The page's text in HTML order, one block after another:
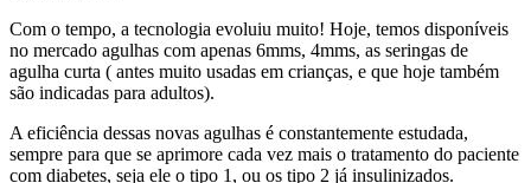
Com o tempo, a tecnologia evoluiu muito! Hoje, temos disponíveis
no mercado agulhas com apenas 6mms, 4mms, as seringas de
agulha curta ( antes muito usadas em crianças, e que hoje também
são indicadas para adultos).
A eficiência dessas novas agulhas é constantemente estudada,
sempre para que se aprimore cada vez mais o tratamento do paciente
com diabetes, seja ele o tipo 1, ou os tipo 2 já insulinizados.